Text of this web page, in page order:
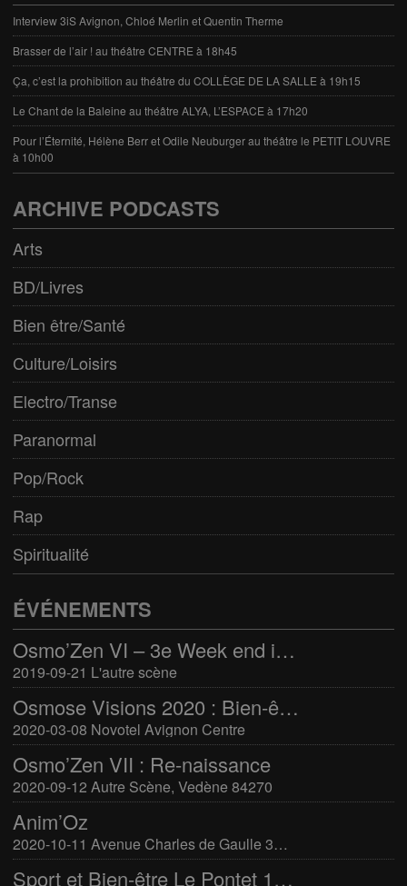
Interview 3iS Avignon, Chloé Merlin et Quentin Therme
Brasser de l’air ! au théâtre CENTRE à 18h45
Ça, c’est la prohibition au théâtre du COLLÈGE DE LA SALLE à 19h15
Le Chant de la Baleine au théâtre ALYA, L’ESPACE à 17h20
Pour l’Éternité, Hélène Berr et Odile Neuburger au théâtre le PETIT LOUVRE
à 10h00
ARCHIVE PODCASTS
Arts
BD/Livres
Bien être/Santé
Culture/Loisirs
Electro/Transe
Paranormal
Pop/Rock
Rap
Spiritualité
ÉVÉNEMENTS
Osmo’Zen VI – 3e Week end international du bien-être
2019-09-21 L'autre scène
Osmose Visions 2020 : Bien-être et arts divinatoires
2020-03-08 Novotel Avignon Centre
Osmo’Zen VII : Re-naissance
2020-09-12 Autre Scène, Vedène 84270
Anim’Oz
2020-10-11 Avenue Charles de Gaulle 30400 Villeneuve-Lès-Avignon
Sport et Bien-être Le Pontet 16-17 mars 2024